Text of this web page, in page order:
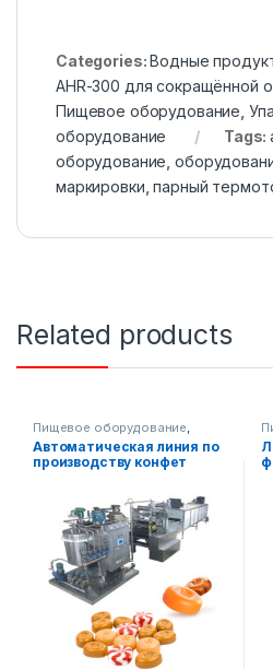
Categories:Водные
AHR-300 для сокращённой
Пищевое оборудование
оборудование
Tags:
оборудование ,
маркировки ,парный
Related products
Пищевое оборудование
Готовые производственные
линии
Автоматическая линия по
производству конфет